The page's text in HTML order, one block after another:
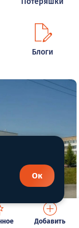
Блоги
МО
Добавить
Ок